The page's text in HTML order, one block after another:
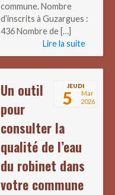
commune. Nombre
d’inscrits à Guzargues :
436 Nombre de […]
Lire la suite
JEUDI
5
Mar
2026
Un outil
pour
consulter la
qualité de l’eau
du robinet dans
votre commune